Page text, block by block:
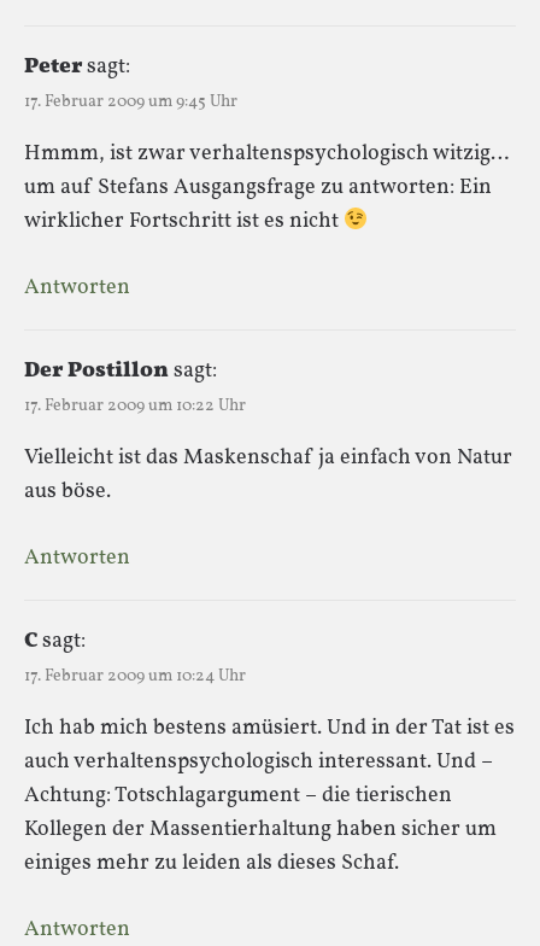
Petersagt:
17. Februar 2009 um 9:45 Uhr
Hmmm, ist zwar verhaltenspsychologisch witzig…
um auf Stefans Ausgangsfrage zu antworten: Ein
wirklicher Fortschritt ist es nicht
Antworten
Der Postillonsagt:
17. Februar 2009 um 10:22 Uhr
Vielleicht ist das Maskenschaf ja einfach von Natur
aus böse.
Antworten
Csagt:
17. Februar 2009 um 10:24 Uhr
Ich hab mich bestens amüsiert. Und in der Tat ist es
auch verhaltenspsychologisch interessant. Und –
Achtung: Totschlagargument – die tierischen
Kollegen der Massentierhaltung haben sicher um
einiges mehr zu leiden als dieses Schaf.
Antworten